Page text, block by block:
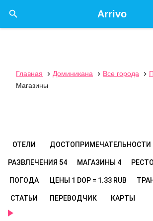
Arrivo

Главная  Доминикана  Все города 
Магазины
ОТЕЛИ ДОСТОПРИМЕЧАТЕЛЬНОСТИ
РАЗВЛЕЧЕНИЯ 54 МАГАЗИНЫ 4
ПОГОДА ЦЕНЫ 1 DOP = 1.33 RUB
СТАТЬИ ПЕРЕВОДЧИК КАРТЫ
